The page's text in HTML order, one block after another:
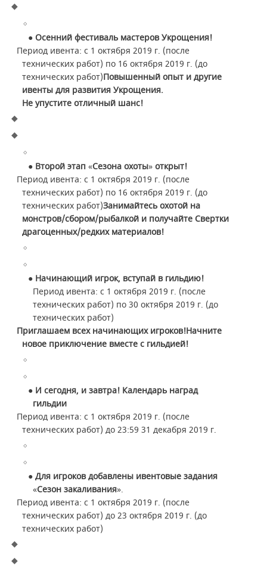
● Осенний фестиваль мастеров Укрощения!
Период ивента: с 1 октября 2019 г. (после
технических работ) по 16 октября 2019 г. (до
технических работ)Повышенный опыт и другие
ивенты для развития Укрощения.
Не упустите отличный шанс!
● Второй этап «Сезона охоты»открыт!
Период ивента: с 1 октября 2019 г. (после
технических работ) по 16 октября 2019 г. (до
технических работ)Занимайтесь охотой на
монстров/сбором/рыбалкой и получайте Свертки
драгоценных/редких материалов!
● Начинающий игрок, вступай в гильдию!
Период ивента: с 1 октября 2019 г. (после
технических работ) по 30 октября 2019 г. (до
технических работ)
Приглашаем всех начинающих игроков!Начните
новое приключение вместе с гильдией!
● И сегодня, и завтра! Календарь наград
гильдии
Период ивента: с 1 октября 2019 г. (после
технических работ) до 23:59 31 декабря 2019 г.
● Для игроков добавлены ивентовые задания
«Сезон закаливания».
Период ивента: с 1 октября 2019 г. (после
технических работ) до 23 октября 2019 г. (до
технических работ)